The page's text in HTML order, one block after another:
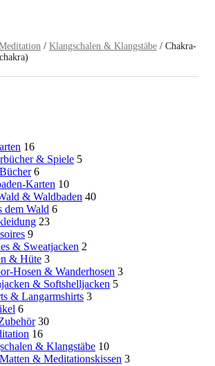
/ Klangschalen & Klangstäbe / Chakra-
16
& Spiele 5
6
Karten 10
& Waldbaden 40
dem Wald 6
23
9
& Sweatjacken 2
& Hüte 3
Hosen & Wanderhosen 3
& Softshelljacken 5
& Langarmshirts 3
6
30
16
& Klangstäbe 10
& Meditationskissen 3